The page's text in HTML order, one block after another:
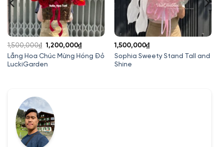
Lẵng Hoa Chúc Mừng Hồng Đỏ
LuckiGarden
1,500,000₫ Giá
gốc
là:
1,200,000₫Giá
hiện
Sophia Sweety Stand Tall and
Shine
1,500,000₫